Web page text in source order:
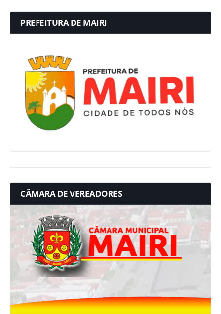
PREFEITURA DE MAIRI
CÂMARA DE VEREADORES